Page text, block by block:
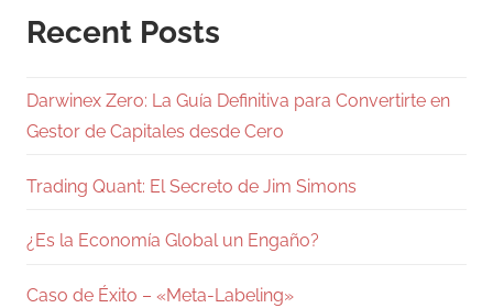
Recent Posts
Darwinex Zero: La Guía Definitiva para Convertirte en
Gestor de Capitales desde Cero
Trading Quant: El Secreto de Jim Simons
¿Es la Economía Global un Engaño?
Caso de Éxito – «Meta-Labeling»